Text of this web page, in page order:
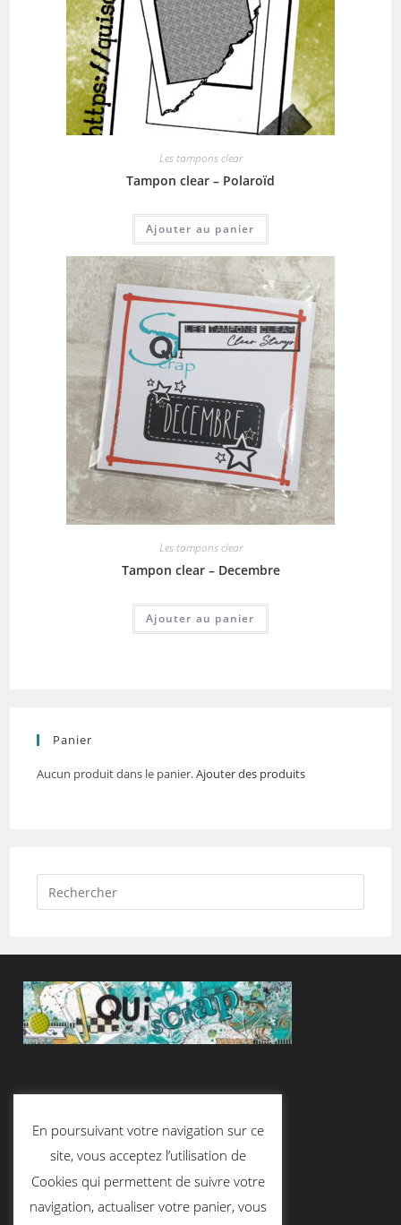
Les tampons clear
Tampon clear – Polaroïd
Ajouter au panier
Les tampons clear
Tampon clear – Decembre
Ajouter au panier
Panier
Aucun produit dans le panier.Ajouter des produits
Contactez-Nous
En poursuivant votre navigation sur ce
site, vous acceptez l’utilisation de
Cookies qui permettent de suivre votre
navigation, actualiser votre panier, vous